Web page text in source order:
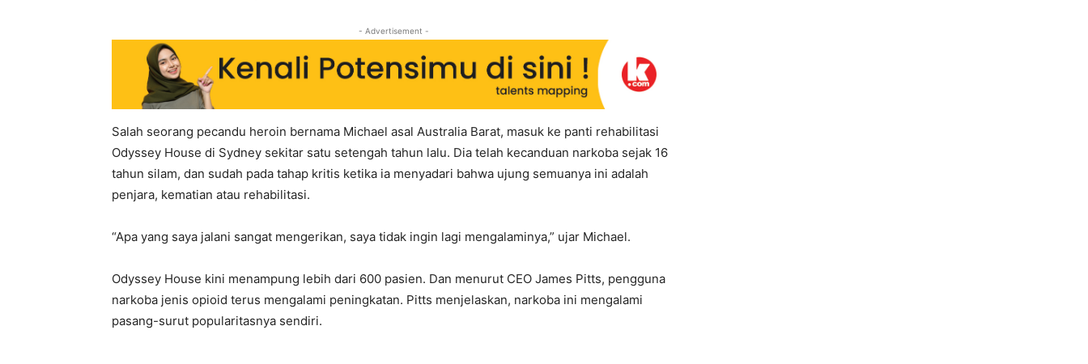
- Advertisement -
Salah seorang pecandu heroin bernama Michael asal Australia Barat, masuk ke panti rehabilitasi
Odyssey House di Sydney sekitar satu setengah tahun lalu. Dia telah kecanduan narkoba sejak 16
tahun silam, dan sudah pada tahap kritis ketika ia menyadari bahwa ujung semuanya ini adalah
penjara, kematian atau rehabilitasi.
“Apa yang saya jalani sangat mengerikan, saya tidak ingin lagi mengalaminya,” ujar Michael.
Odyssey House kini menampung lebih dari 600 pasien. Dan menurut CEO James Pitts, pengguna
narkoba jenis opioid terus mengalami peningkatan. Pitts menjelaskan, narkoba ini mengalami
pasang-surut popularitasnya sendiri.